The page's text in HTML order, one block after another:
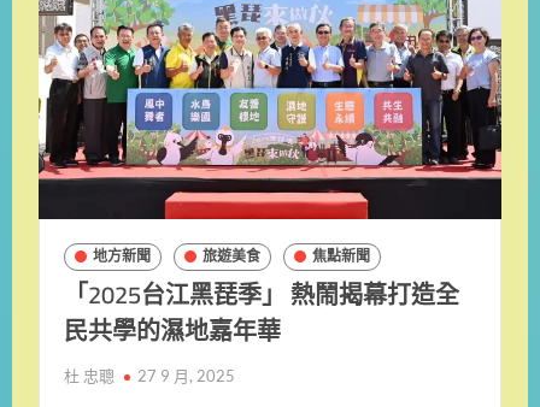
地方新聞 旅遊美食 焦點新聞
「2025台江黑琵季」 熱鬧揭幕打造全
民共學的濕地嘉年華
杜 忠聰 27 9 月, 2025